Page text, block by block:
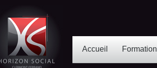
Accueil Formation